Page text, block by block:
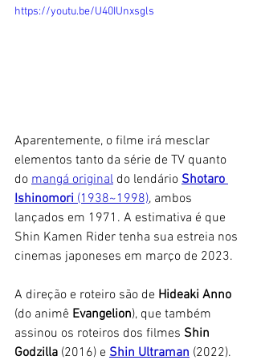
https://youtu.be/U40IUnxsgls
Aparentemente, o filme irá mesclar
elementos tanto da série de TV quanto
do mangá original do lendário Shotaro
Ishinomori (1938~1998), ambos
lançados em 1971. A estimativa é que
Shin Kamen Rider tenha sua estreia nos
cinemas japoneses em março de 2023.
A direção e roteiro são de Hideaki Anno
(do animê Evangelion), que também
assinou os roteiros dos filmes Shin
Godzilla (2016) e Shin Ultraman (2022).